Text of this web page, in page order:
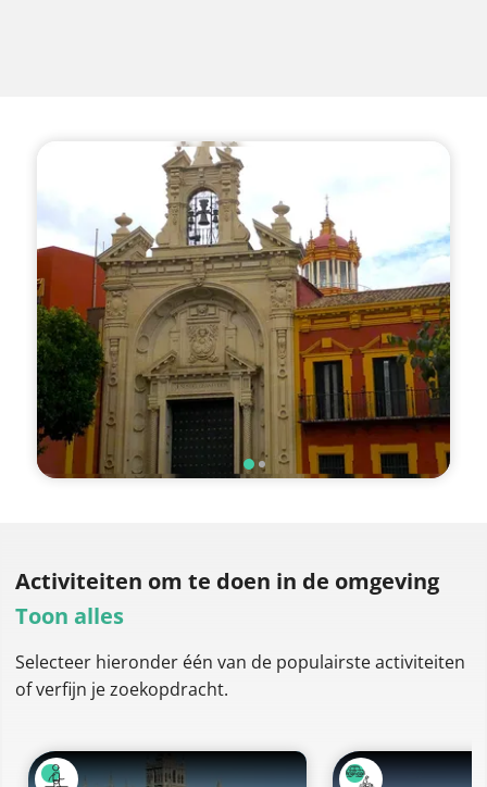
Activiteiten om te doen in de omgeving
Toon alles
Selecteer hieronder één van de populairste activiteiten
of verfijn je zoekopdracht.